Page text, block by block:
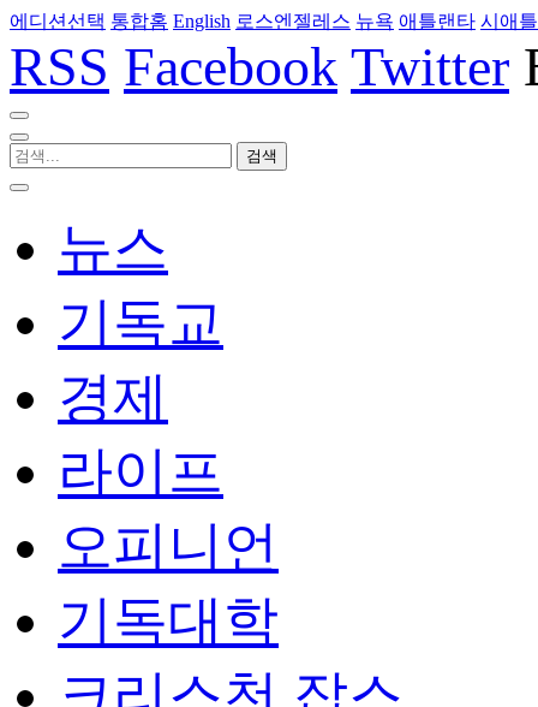
에디션선택 통합홈 English 로스엔젤레스 뉴욕 애틀랜타 시애틀
RSS Facebook Twitter
뉴스
기독교
경제
라이프
오피니언
기독대학